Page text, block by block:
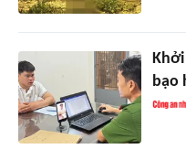
bạo